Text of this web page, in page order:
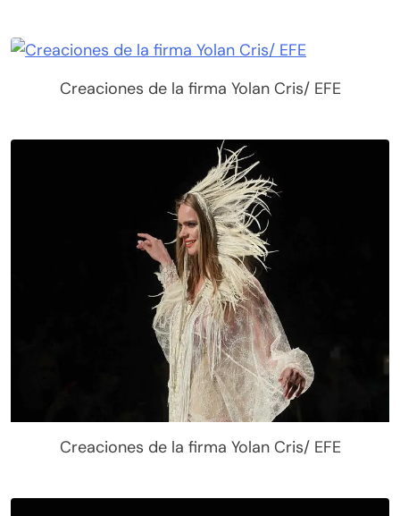
Creaciones de la firma Yolan Cris/ EFE
Creaciones de la firma Yolan Cris/ EFE